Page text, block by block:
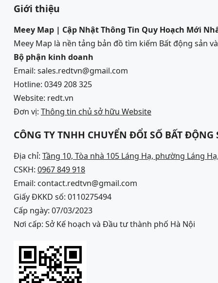
Giới thiệu
Meey Map | Cập Nhật Thông Tin Quy Hoạch Mới
Meey Map là nền tảng bản đồ tìm kiếm Bất động sản
Bộ phận kinh doanh
Email: sales.redtvn@gmail.com
Hotline: 0349 208 325
Website: redt.vn
Đơn vị: Thông tin chủ sở hữu Website
CÔNG TY TNHH CHUYỂN ĐỔI SỐ BẤT ĐỘNG
Địa chỉ: Tầng 10, Tòa nhà 105 Láng Hạ, phường Láng
CSKH: 0967 849 918
Email: contact.redtvn@gmail.com
Giấy ĐKKD số: 0110275494
Cấp ngày: 07/03/2023
Nơi cấp: Sở Kế hoạch và Đầu tư thành phố Hà Nội